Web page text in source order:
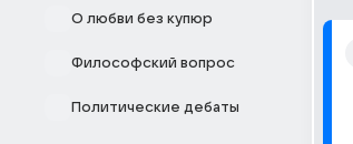
О любви без купюр
Философский вопрос
Политические дебаты